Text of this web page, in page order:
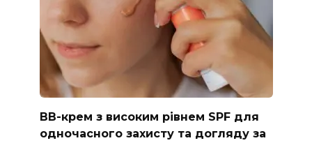
ВВ-крем з високим рівнем SPF для
одночасного захисту та догляду за